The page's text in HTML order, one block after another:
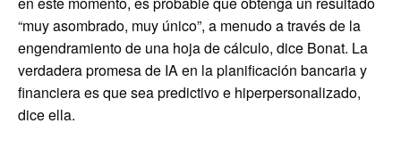
“muy asombrado, muy único”, a menudo a través de la
engendramiento de una hoja de cálculo, dice Bonat. La
verdadera promesa de IA en la planificación bancaria y
financiera es que sea predictivo e hiperpersonalizado,
dice ella.